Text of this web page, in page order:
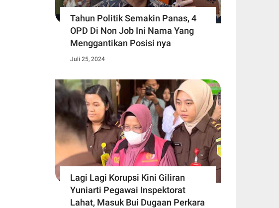
Tahun Politik Semakin Panas, 4
OPD Di Non Job Ini Nama Yang
Menggantikan Posisi nya
Juli 25, 2024
Lagi Lagi Korupsi Kini Giliran
Yuniarti Pegawai Inspektorat
Lahat, Masuk Bui Dugaan Perkara